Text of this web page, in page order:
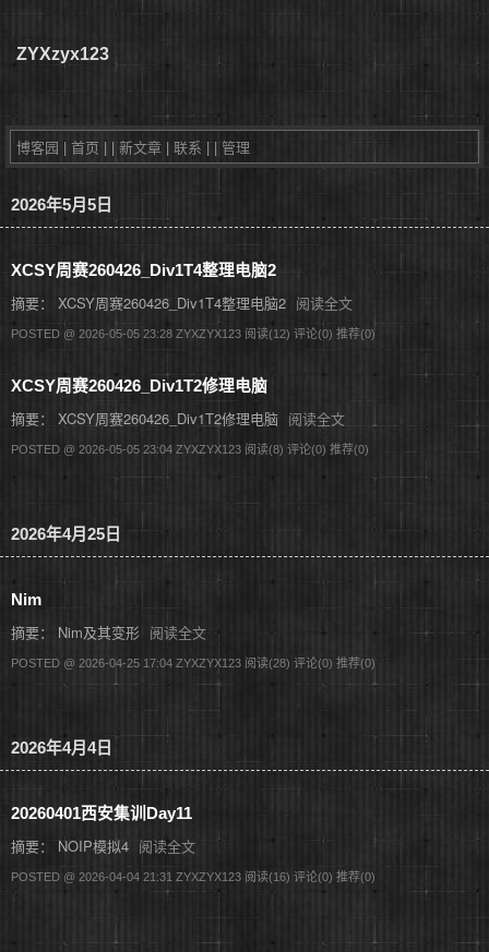
ZYXzyx123
博客园 | 首页 | | 新文章 | 联系 | | 管理
2026年5月5日
XCSY周赛260426_Div1T4整理电脑2
摘要： XCSY周赛260426_Div1T4整理电脑2 阅读全文
POSTED @ 2026-05-05 23:28 ZYXZYX123 阅读(12) 评论(0) 推荐(0)
XCSY周赛260426_Div1T2修理电脑
摘要： XCSY周赛260426_Div1T2修理电脑 阅读全文
POSTED @ 2026-05-05 23:04 ZYXZYX123 阅读(8) 评论(0) 推荐(0)
2026年4月25日
Nim
摘要： Nim及其变形 阅读全文
POSTED @ 2026-04-25 17:04 ZYXZYX123 阅读(28) 评论(0) 推荐(0)
2026年4月4日
20260401西安集训Day11
摘要： NOIP模拟4 阅读全文
POSTED @ 2026-04-04 21:31 ZYXZYX123 阅读(16) 评论(0) 推荐(0)